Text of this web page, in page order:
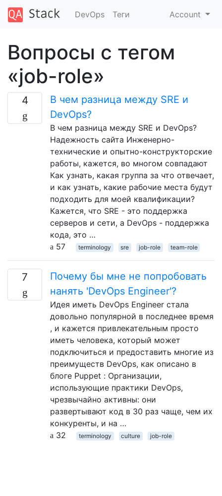
DevOps Теги Account
Вопросы с тегом
«job-role»
4
В чем разница между SRE и
DevOps?
В чем разница между SRE и DevOps?
Надежность сайта Инженерно-
технические и опытно-конструкторские
работы, кажется, во многом совпадают
Как узнать, какая группа за что отвечает,
и как узнать, какие рабочие места будут
подходить для моей квалификации?
Кажется, что SRE - это поддержка
серверов и сети, а DevOps - поддержка
кода, это …
57
terminology sre job-role team-role
7
Почему бы мне не попробовать
нанять 'DevOps Engineer'?
Идея иметь DevOps Engineer стала
довольно популярной в последнее время
, и кажется привлекательным просто
иметь человека, который может
подключиться и предоставить многие из
преимуществ DevOps, как описано в
блоге Puppet : Организации,
использующие практики DevOps,
чрезвычайно активны: они
развертывают код в 30 раз чаще, чем их
конкуренты, и на …
32
terminology culture job-role